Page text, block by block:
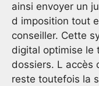
ainsi envoyer un
d imposition tout
conseiller. Cette
digital optimise le
dossiers. L accès
reste toutefois la